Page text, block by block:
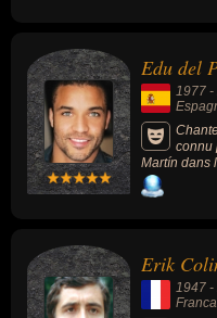
Edu del
1977 -
connu
Martín dans
2005, tragi-
épisodes),
Erik
1947 -